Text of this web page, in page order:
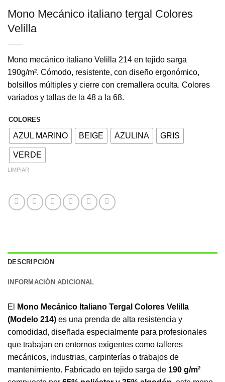
Mono Mecánico italiano tergal Colores
Velilla
Mono mecánico italiano Velilla 214 en tejido sarga
190g/m². Cómodo, resistente, con diseño ergonómico,
bolsillos múltiples y cierre con cremallera oculta. Colores
variados y tallas de la 48 a la 68.
COLORES
AZUL MARINO BEIGE AZULINA GRIS
VERDE
LIMPIAR
DESCRIPCIÓN
INFORMACIÓN ADICIONAL
El
Mono Mecánico Italiano Tergal Colores Velilla
(Modelo 214) es una prenda de alta resistencia y
comodidad, diseñada especialmente para profesionales
que trabajan en entornos exigentes como talleres
mecánicos, industrias, carpinterías o trabajos de
mantenimiento. Fabricado en tejido sarga de 190 g/m²